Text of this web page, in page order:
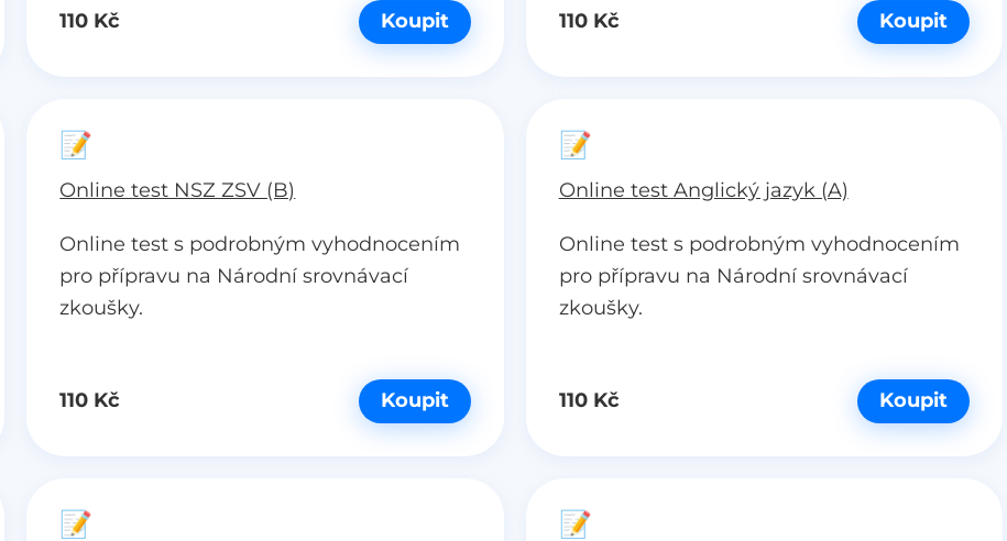
110 Kč Koupit 110 Kč Koupit
📝
Online test NSZ ZSV (B)
Online test s podrobným vyhodnocením
pro přípravu na Národní srovnávací
zkoušky.
110 Kč Koupit
📝
Online test Anglický jazyk (A)
Online test s podrobným vyhodnocením
pro přípravu na Národní srovnávací
zkoušky.
110 Kč Koupit
📝 📝